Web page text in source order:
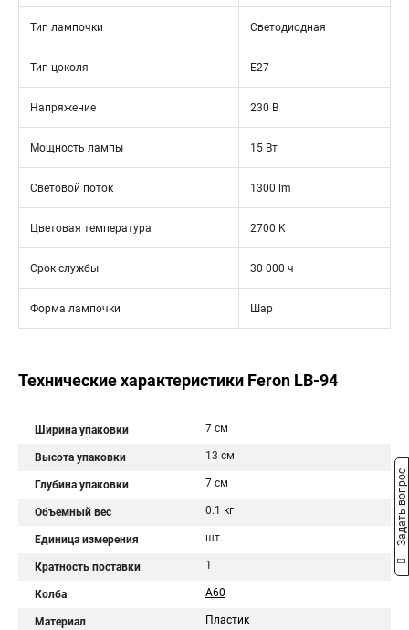
Тип лампочки Светодиодная
Тип цоколя E27
Напряжение 230 В
Мощность лампы 15 Вт
Световой поток 1300 lm
Цветовая температура 2700 K
Срок службы 30 000 ч
Форма лампочки Шар
Технические характеристики Feron LB-94
Ширина упаковки 7 см
Высота упаковки 13 см
Глубина упаковки 7 см
Объемный вес 0.1 кг
Единица измерения шт.
Кратность поставки 1
Колба A60
Материал Пластик
Задать вопрос